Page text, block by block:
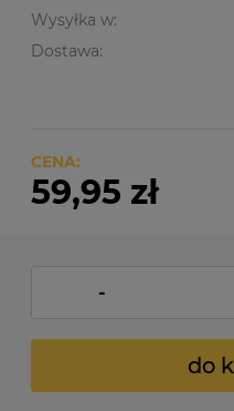
Wysyłka w:
Dostawa:
Cena nie zawiera
CENA:
59,95 zł
-
do